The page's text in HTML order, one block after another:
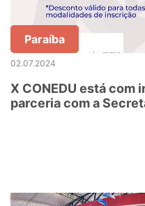
Paraíba
02.07.2024
X CONEDU está com
parceria com a